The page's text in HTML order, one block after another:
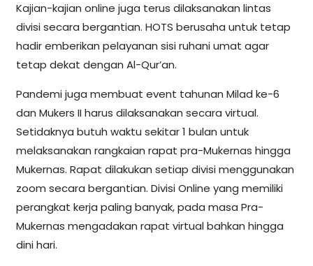
Kajian-kajian online juga terus dilaksanakan lintas
divisi secara bergantian. HOTS berusaha untuk tetap
hadir emberikan pelayanan sisi ruhani umat agar
tetap dekat dengan Al-Qur’an.
Pandemi juga membuat event tahunan Milad ke-6
dan Mukers II harus dilaksanakan secara virtual.
Setidaknya butuh waktu sekitar 1 bulan untuk
melaksanakan rangkaian rapat pra-Mukernas hingga
Mukernas. Rapat dilakukan setiap divisi menggunakan
zoom secara bergantian. Divisi Online yang memiliki
perangkat kerja paling banyak, pada masa Pra-
Mukernas mengadakan rapat virtual bahkan hingga
dini hari.